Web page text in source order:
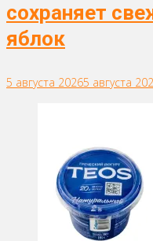
сохраняет
яблок
5 августа 20265 августа